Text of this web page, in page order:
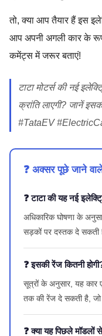
तो, क्या आप तैयार हैं इस
आप अपनी अगली कार के
कमेंट्स में जरूर बताएं!
टाटा मोटर्स की नई
क्रांति लाएगी? जानें
#TataEV
❓ अक्सर पूछे जाने
❓ टाटा की यह नई
अधिकारिक घोषणा के
सड़कों पर दस्तक दे सकती
❓ इसकी रेंज कितनी
सूत्रों के अनुसार, यह कार
तक की रेंज दे सकती है, जो
❓ क्या यह पिछले मॉडलों